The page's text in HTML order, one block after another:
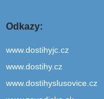
Odkazy:
www.dostihyjc.cz
www.dostihy.cz
www.dostihyslusovice.cz